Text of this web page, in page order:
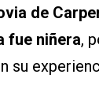
de
fue niñera,
su